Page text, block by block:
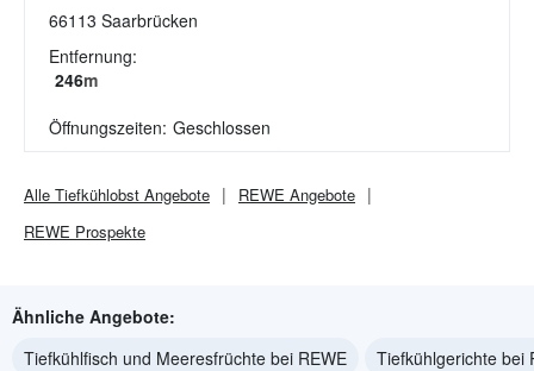
66113 Saarbrücken
Entfernung:
246m
Öffnungszeiten: Geschlossen
Alle Tiefkühlobst Angebote REWE Angebote
REWE Prospekte
Ähnliche Angebote:
Tiefkühlfisch und Meeresfrüchte bei REWE
Tiefkühlgerichte bei